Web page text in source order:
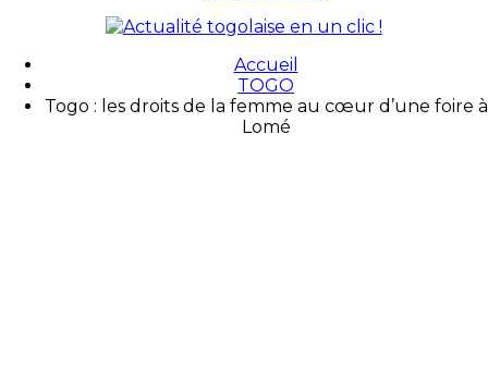
Accueil
TOGO
Togo : les droits de la femme au cœur d’une foire à
Lomé